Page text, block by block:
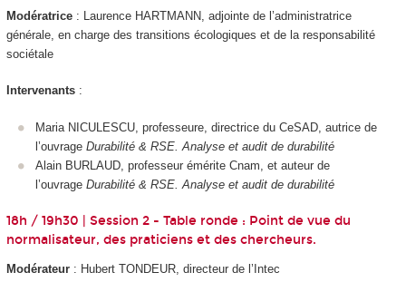
Modératrice: Laurence HARTMANN, adjointe de l’administratrice
générale, en charge des transitions écologiques et de la responsabilité
sociétale
Intervenants:
Maria NICULESCU, professeure, directrice du CeSAD, autrice de
l’ouvrage Durabilité & RSE. Analyse et audit de durabilité
Alain BURLAUD, professeur émérite Cnam, et auteur de
l’ouvrage Durabilité & RSE. Analyse et audit de durabilité
18h / 19h30 | Session 2 - Table ronde : Point de vue du
normalisateur, des praticiens et des chercheurs.
Modérateur : Hubert TONDEUR, directeur de l’Intec